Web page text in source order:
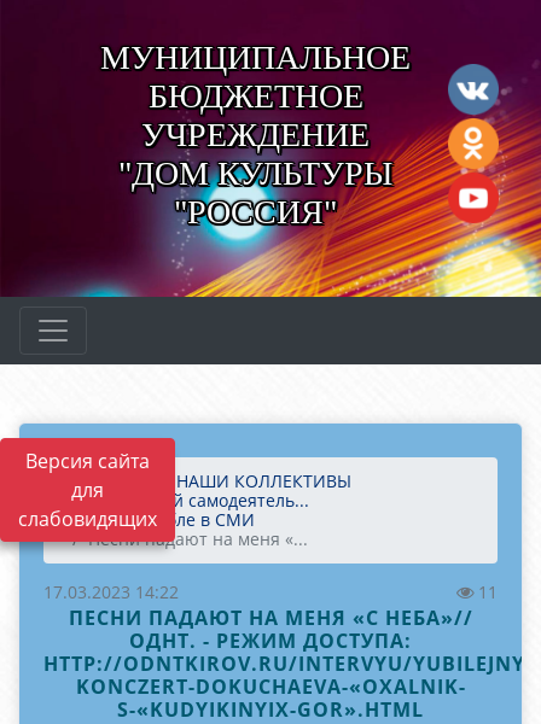
Версия сайта
для
слабовидящих
МУНИЦИПАЛЬНОЕ
БЮДЖЕТНОЕ
УЧРЕЖДЕНИЕ
"ДОМ КУЛЬТУРЫ
"РОССИЯ"
Главная
НАШИ КОЛЛЕКТИВЫ
«Народный самодеятель...
Об ансамбле в СМИ
Песни падают на меня «...
17.03.2023 14:22 11
ПЕСНИ ПАДАЮТ НА МЕНЯ «С НЕБА»//
ОДНТ. - РЕЖИМ ДОСТУПА:
HTTP://ODNTKIROV.RU/INTERVYU/
KONCZERT-DOKUCHAEVA-«OXALNIK-
S-«KUDYIKINYIX-GOR».HTML